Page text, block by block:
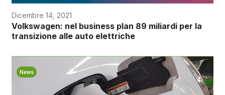
Dicembre 14, 2021
Volkswagen: nel business plan 89 miliardi per la
transizione alle auto elettriche
News